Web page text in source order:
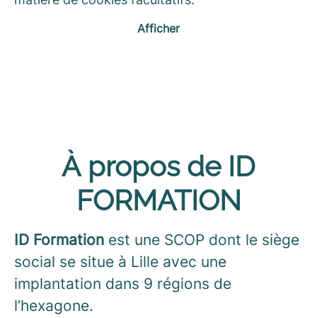
Afficher
À propos de ID
FORMATION
ID Formation est une SCOP dont le siège
social se situe à Lille avec une
implantation dans 9 régions de
l’hexagone.